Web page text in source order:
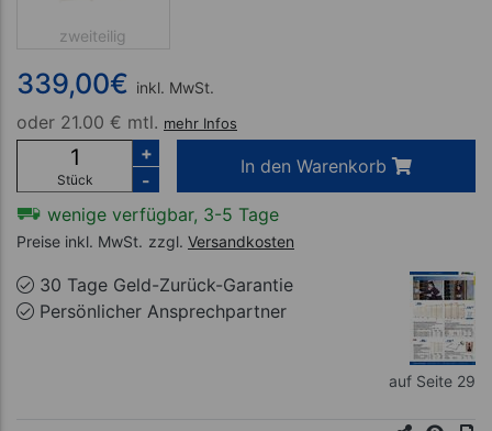
zweiteilig
339,00€ inkl. MwSt.
oder 21.00 € mtl. mehr Infos
Stück
+
-
In den Warenkorb
wenige verfügbar, 3-5 Tage
Preise inkl. MwSt. zzgl. Versandkosten
30 Tage Geld-Zurück-Garantie
Persönlicher Ansprechpartner
auf Seite 29